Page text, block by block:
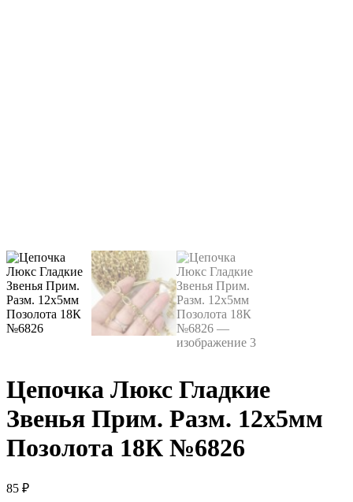
Цепочка Люкс Гладкие
Звенья Прим. Разм. 12х5мм
Позолота 18К №6826
85 ₽